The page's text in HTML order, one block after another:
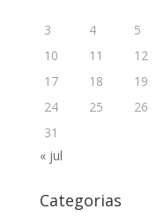
3
4 5
10
11 12
17
18 19
24
25 26
31
« jul
Categorias